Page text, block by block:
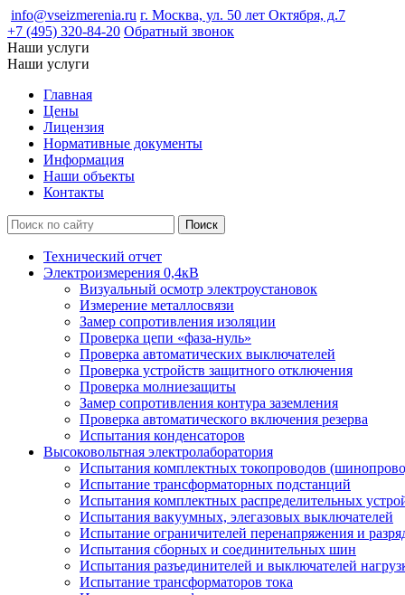
info@vseizmerenia.ru г. Москва, ул. 50 лет Октября, д.7
+7 (495) 320-84-20 Обратный звонок
Наши услуги
Наши услуги
Главная
Цены
Лицензия
Нормативные документы
Информация
Наши объекты
Контакты
Технический отчет
Электроизмерения 0,4кВ
Визуальный осмотр электроустановок
Измерение металлосвязи
Замер сопротивления изоляции
Проверка цепи «фаза-нуль»
Проверка автоматических выключателей
Проверка устройств защитного отключения
Проверка молниезащиты
Замер сопротивления контура заземления
Проверка автоматического включения резерва
Испытания конденсаторов
Высоковольтная электролаборатория
Испытания комплектных токопроводов
Испытание трансформаторных подстанций
Испытания комплектных распределительных
Испытания вакуумных, элегазовых выключателей
Испытание ограничителей перенапряжения и
Испытания сборных и соединительных шин
Испытания разъединителей и выключателей
Испытание трансформаторов тока